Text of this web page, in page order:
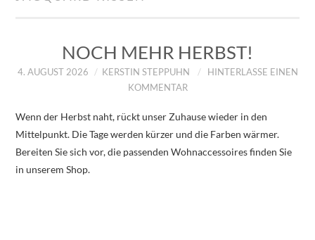
ÜBER UNS
DATENSCHUTZERKLÄRUNG
NOCH MEHR HERBST!
4. AUGUST 2026 KERSTIN STEPPUHN
HINTERLASSE EINEN
KOMMENTAR
Wenn der Herbst naht, rückt unser Zuhause wieder in den
Mittelpunkt. Die Tage werden kürzer und die Farben wärmer.
Bereiten Sie sich vor, die passenden Wohnaccessoires finden Sie
in unserem Shop.